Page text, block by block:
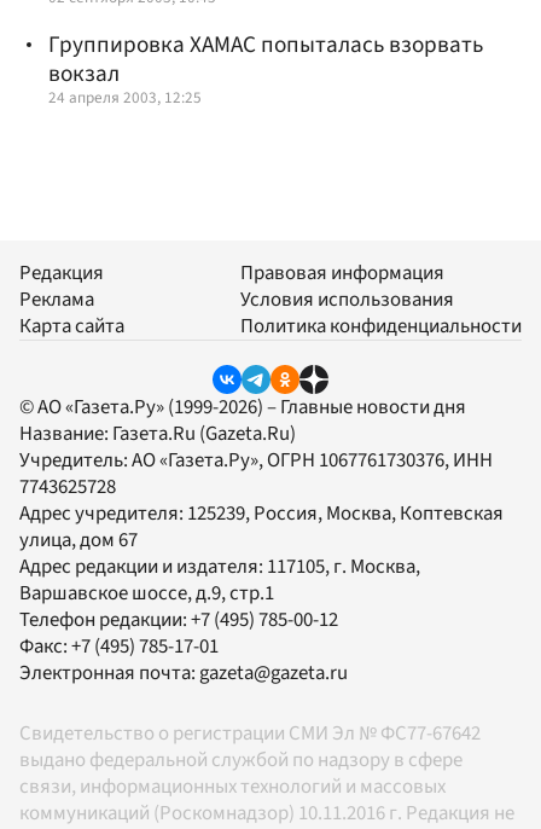
Группировка ХАМАС попыталась взорвать
вокзал
24 апреля 2003, 12:25
Редакция
Реклама
Карта сайта
Правовая информация
Условия использования
Политика конфиденциальности
© АО «Газета.Ру» (1999-2026) – Главные новости дня
Название: Газета.Ru (Gazeta.Ru)
Учредитель:АО «Газета.Ру», ОГРН 1067761730376, ИНН
7743625728
Адрес учредителя: 125239, Россия, Москва, Коптевская
улица, дом 67
Адрес редакции и издателя: 117105, г. Москва,
Варшавское шоссе, д.9, стр.1
Телефон редакции:+7 (495) 785-00-12
Факс:+7 (495) 785-17-01
Электронная почта: gazeta@gazeta.ru
Свидетельство о регистрации СМИ Эл № ФС77-67642
выдано федеральной службой по надзору в сфере
связи, информационных технологий и массовых
коммуникаций (Роскомнадзор) 10.11.2016 г. Редакция не